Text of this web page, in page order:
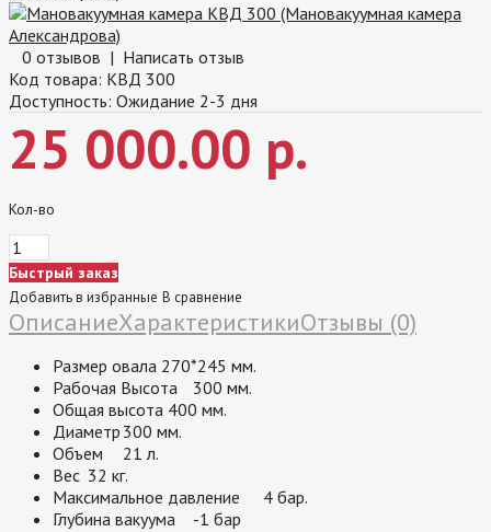
0 отзывов | Написать отзыв
Код товара: КВД 300
Доступность: Ожидание 2-3 дня
25 000.00 р.
Кол-во
Быстрый заказ
Добавить в избранные В сравнение
ОписаниеХарактеристикиОтзывы (0)
Размер овала 270*245 мм.
Рабочая Высота
300 мм.
Общая высота 400 мм.
Диаметр 300 мм.
Объем
21 л.
Вес 32 кг.
Максимальное давление
4 бар.
Глубина вакуума
-1 бар